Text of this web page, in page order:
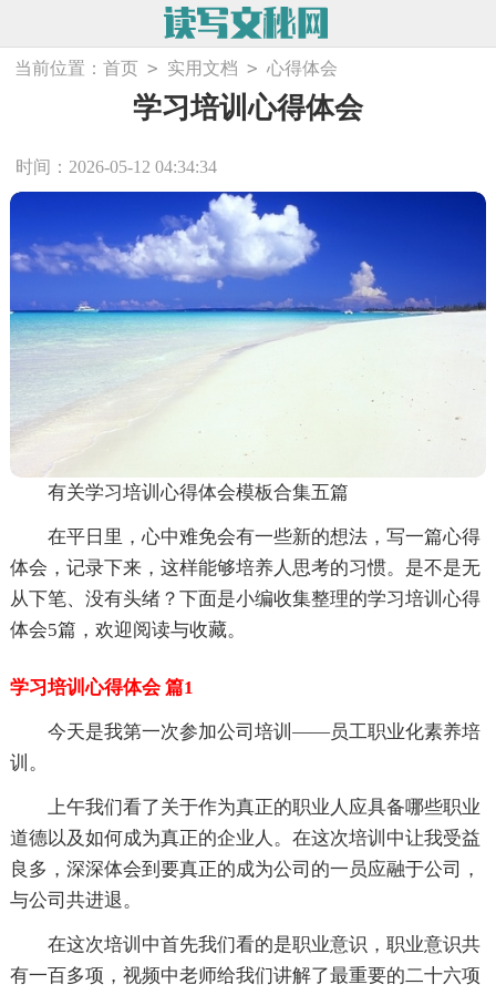
当前位置：首页 > 实用文档 > 心得体会
学习培训心得体会
时间：2026-05-12 04:34:34
有关学习培训心得体会模板合集五篇
在平日里，心中难免会有一些新的想法，写一篇心得
体会，记录下来，这样能够培养人思考的习惯。是不是无
从下笔、没有头绪？下面是小编收集整理的学习培训心得
体会5篇，欢迎阅读与收藏。
学习培训心得体会 篇1
今天是我第一次参加公司培训——员工职业化素养培
训。
上午我们看了关于作为真正的职业人应具备哪些职业
道德以及如何成为真正的企业人。在这次培训中让我受益
良多，深深体会到要真正的成为公司的一员应融于公司，
与公司共进退。
在这次培训中首先我们看的是职业意识，职业意识共
有一百多项，视频中老师给我们讲解了最重要的二十六项